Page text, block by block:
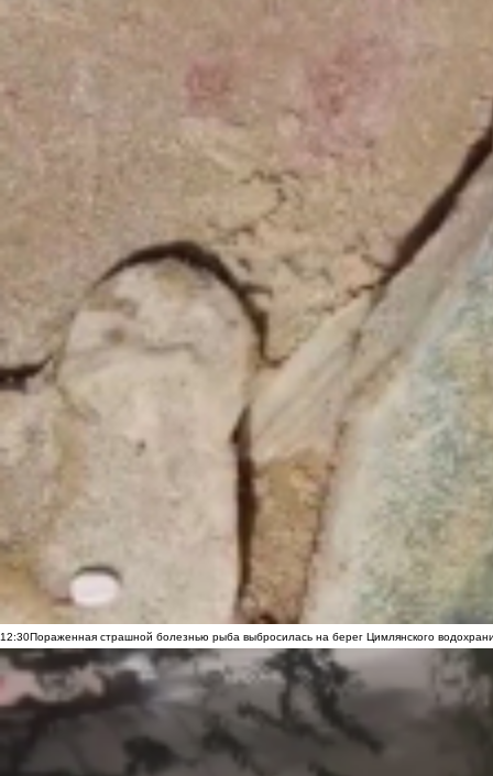
12:30Пораженная страшной болезнью рыба выбросилась на берег Цимлянского